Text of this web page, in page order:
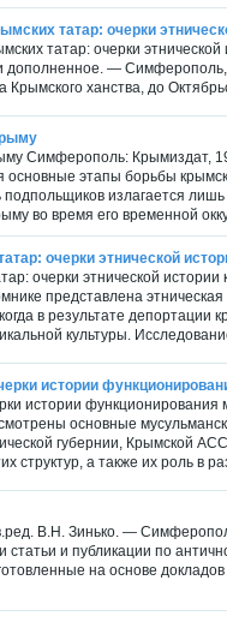
татар: очерки
татар: очерки
дополненное. —
Крымского ханства, до
Симферополь: Крымиздат,
этапы борьбы
излагается
во время его временной
очерки этнической
очерки этнической
представлена
в результате
культуры.
истории
истории функционирования
основные
губернии, Крымской
структур, а также их роль в
В.Н. Зинько. —
и публикации по
на основе